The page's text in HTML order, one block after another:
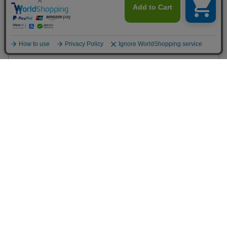
本
語学・学習参考書